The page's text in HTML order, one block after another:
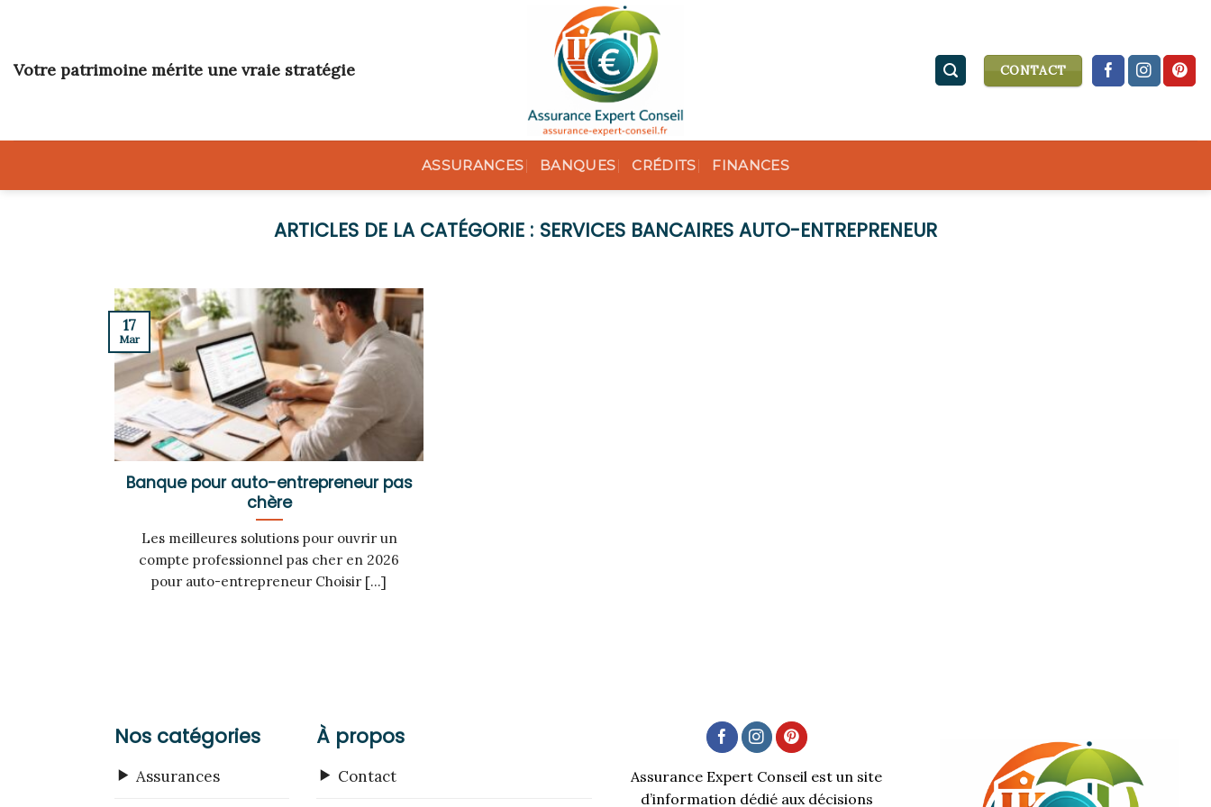
content
Votre patrimoine mérite une vraie stratégie CONTACT
ASSURANCES BANQUES CRÉDITS FINANCES
SERVICES BANCAIRES AUTO-ENTREPRENEUR
Banque pour auto-entrepreneur pas
chère
Les meilleures solutions pour ouvrir un
compte professionnel pas cher en 2026
pour auto-entrepreneur Choisir [...]
17
Mar
Nos catégories
Assurances
À propos
Contact
Assurance Expert Conseil est un site
d’information dédié aux décisions